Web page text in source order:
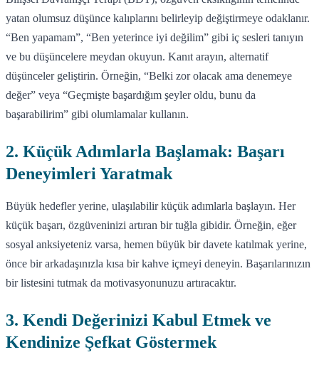
yatan olumsuz düşünce kalıplarını belirleyip değiştirmeye odaklanır.
“Ben yapamam”, “Ben yeterince iyi değilim” gibi iç sesleri tanıyın
ve bu düşüncelere meydan okuyun. Kanıt arayın, alternatif
düşünceler geliştirin. Örneğin, “Belki zor olacak ama denemeye
değer” veya “Geçmişte başardığım şeyler oldu, bunu da
başarabilirim” gibi olumlamalar kullanın.
2. Küçük Adımlarla Başlamak: Başarı
Deneyimleri Yaratmak
Büyük hedefler yerine, ulaşılabilir küçük adımlarla başlayın. Her
küçük başarı, özgüveninizi artıran bir tuğla gibidir. Örneğin, eğer
sosyal anksiyeteniz varsa, hemen büyük bir davete katılmak yerine,
önce bir arkadaşınızla kısa bir kahve içmeyi deneyin. Başarılarınızın
bir listesini tutmak da motivasyonunuzu artıracaktır.
3. Kendi Değerinizi Kabul Etmek ve
Kendinize Şefkat Göstermek